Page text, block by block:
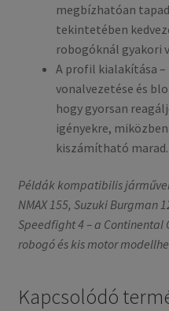
megbízhatóan
tekintetében
robogóknál gyakori
A profil kialakítása
vonalvezetése és
hogy gyorsan
igényekre,
kiszámítható marad.
Példák kompatibilis
NMAX 155, Suzuki Burgman
Speedfight 4 – a Continental
robogó és kis motor
Kapcsolódó